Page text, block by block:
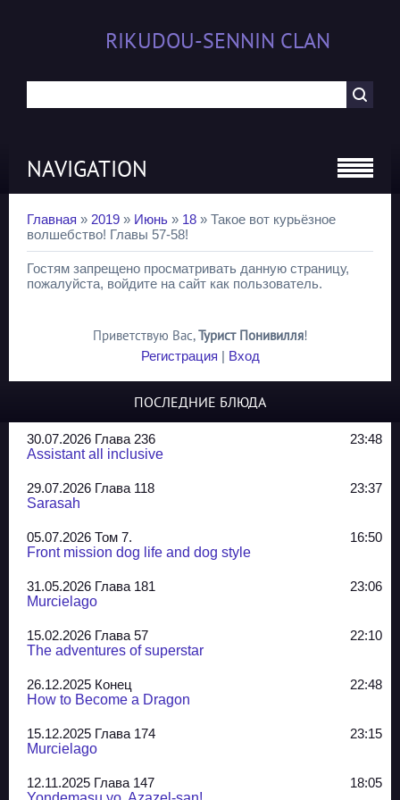
RIKUDOU-SENNIN CLAN
NAVIGATION
Главная » 2019 » Июнь » 18 » Такое вот курьёзное
волшебство! Главы 57-58!
Гостям запрещено просматривать данную страницу,
пожалуйста, войдите на сайт как пользователь.
Приветствую Вас,Турист Понивилля!
Регистрация | Вход
ПОСЛЕДНИЕ БЛЮДА
30.07.2026 Глава 236
23:48
Assistant all inclusive
29.07.2026 Глава 118
23:37
Sarasah
05.07.2026 Том 7.
16:50
Front mission dog life and dog style
31.05.2026 Глава 181
23:06
Murcielago
15.02.2026 Глава 57
22:10
The adventures of superstar
26.12.2025 Конец
22:48
How to Become a Dragon
15.12.2025 Глава 174
23:15
Murcielago
12.11.2025 Глава 147
18:05